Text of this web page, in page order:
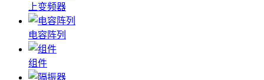
上变频器
电容阵列
组件